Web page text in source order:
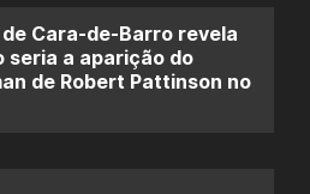
Cara-de-Barro revela
seria a aparição do
de Robert Pattinson no